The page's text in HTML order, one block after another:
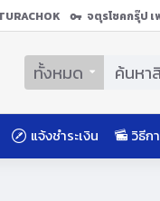
จตุรโชคกรุ๊ป
ทั้งหมด
แจ้งชำระเงิน วิธีก